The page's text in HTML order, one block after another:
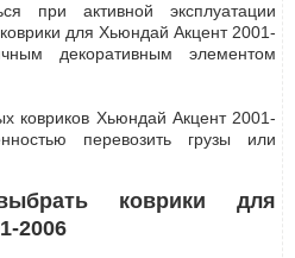
при активной эксплуатации
для Хьюндай Акцент 2001-
декоративным элементом
ковриков Хьюндай Акцент 2001-
перевозить грузы или
коврики для
2006